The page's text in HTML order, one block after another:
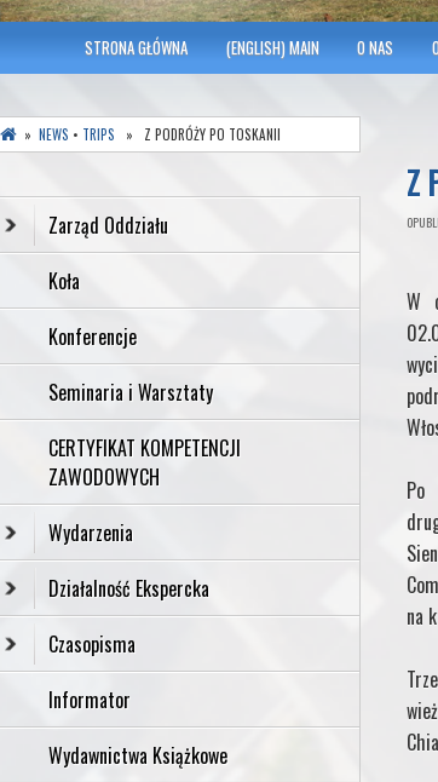
MENU GŁÓWNESTRONA GŁÓWNA (ENGLISH) MAIN O NAS
Z
W
Po
na
» NEWS • TRIPS » Z PODRÓŻY PO TOSKANII
Zarząd Oddziału
Koła
Konferencje
Seminaria i Warsztaty
CERTYFIKAT KOMPETENCJI
ZAWODOWYCH
Wydarzenia
Działalność Ekspercka
Czasopisma
Informator
Wydawnictwa Książkowe